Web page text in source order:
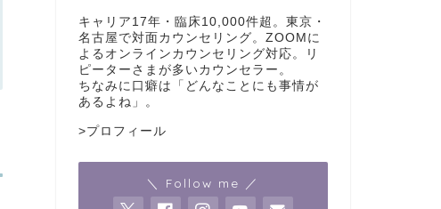
キャリア17年・臨床10,000件超。東京・
名古屋で対面カウンセリング。ZOOMに
よるオンラインカウンセリング対応。リ
ピーターさまが多いカウンセラー。
ちなみに口癖は「どんなことにも事情が
あるよね」。
>プロフィール
＼ Follow me ／